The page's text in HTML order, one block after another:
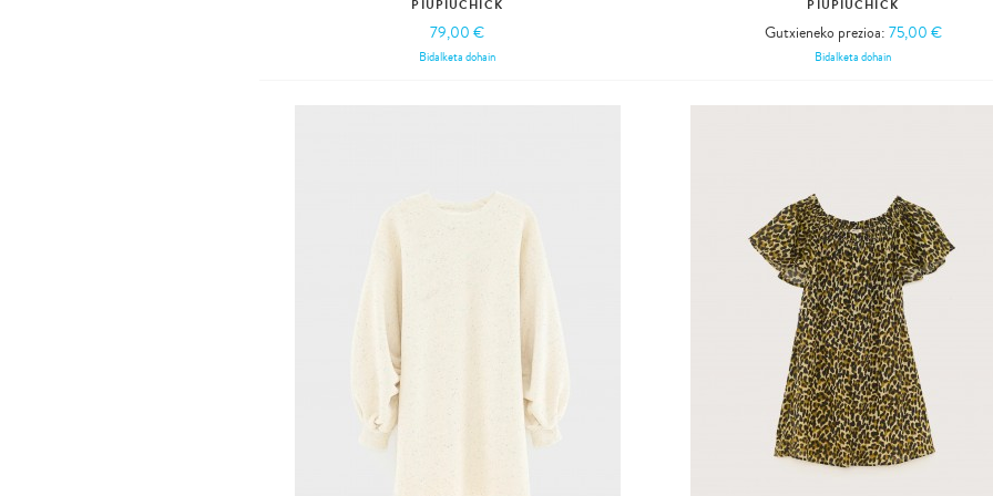
PIUPIUCHICK
79,00 €
Bidalketa dohain
PIUPIUCHICK
Gutxieneko prezioa: 75,00 €
Bidalketa dohain